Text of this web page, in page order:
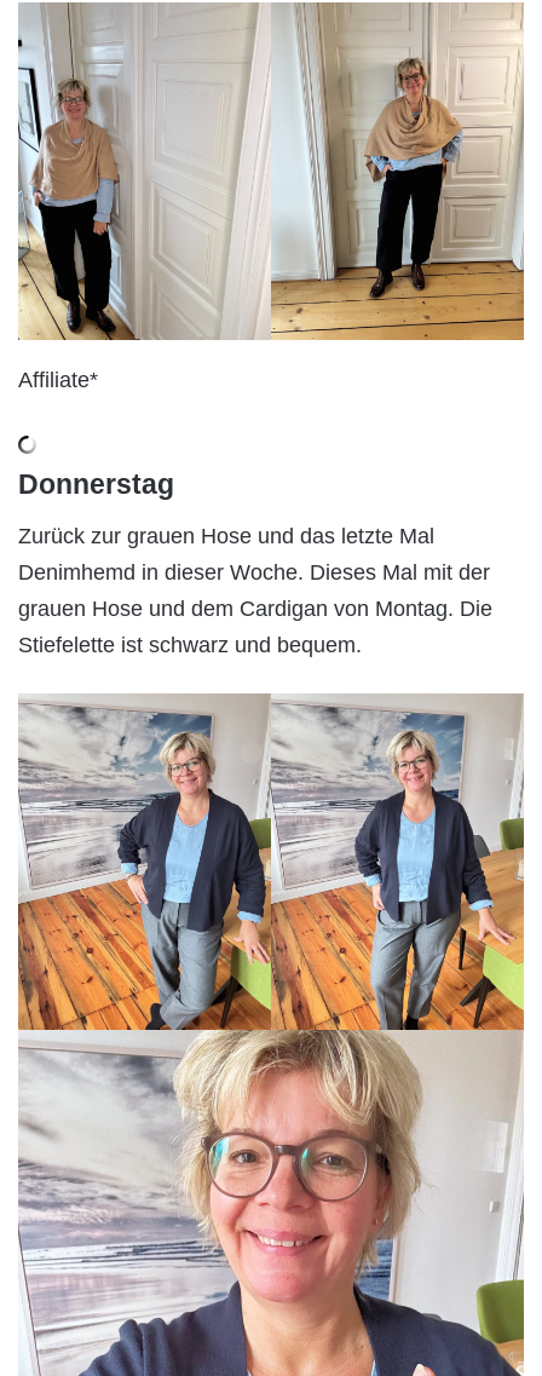
Affiliate*
Donnerstag
Zurück zur grauen Hose und das letzte Mal
Denimhemd in dieser Woche. Dieses Mal mit der
grauen Hose und dem Cardigan von Montag. Die
Stiefelette ist schwarz und bequem.